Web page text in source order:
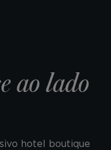
ao lado
hotel boutique